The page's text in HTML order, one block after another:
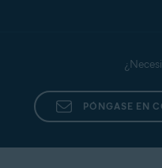
PÓNGASE EN